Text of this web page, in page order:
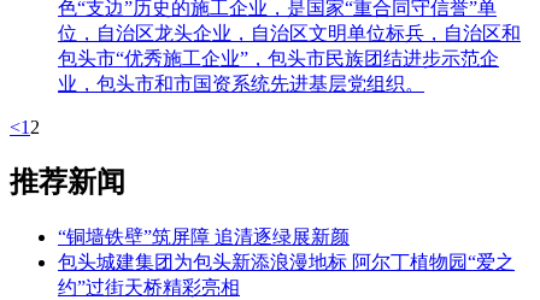
色“支边”历史的施工企业，是国家“重合同守信誉”单
位，自治区龙头企业，自治区文明单位标兵，自治区和
包头市“优秀施工企业”，包头市民族团结进步示范企
业，包头市和市国资系统先进基层党组织。
<1 2
推荐新闻
“铜墙铁壁”筑屏障 追清逐绿展新颜
包头城建集团为包头新添浪漫地标 阿尔丁植物园“爱之
约”过街天桥精彩亮相